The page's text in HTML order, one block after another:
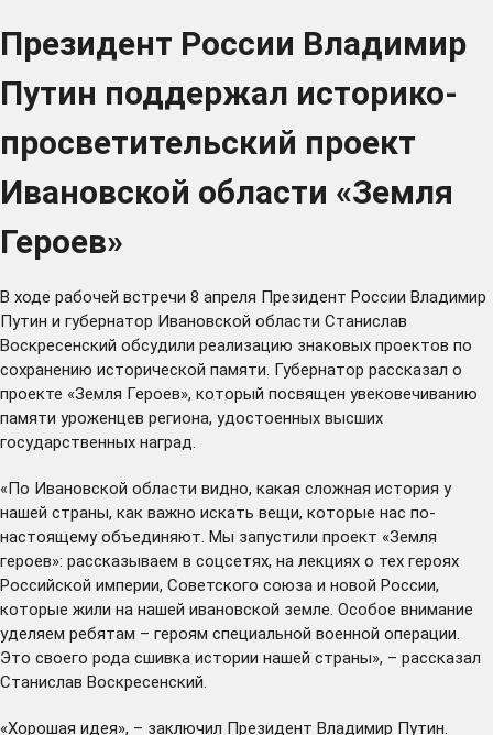
Президент России Владимир
Путин поддержал историко-
просветительский проект
Ивановской области «Земля
Героев»
В ходе рабочей встречи 8 апреля Президент России Владимир
Путин и губернатор Ивановской области Станислав
Воскресенский обсудили реализацию знаковых проектов по
сохранению исторической памяти. Губернатор рассказал о
проекте «Земля Героев», который посвящен увековечиванию
памяти уроженцев региона, удостоенных высших
государственных наград.
«По Ивановской области видно, какая сложная история у
нашей страны, как важно искать вещи, которые нас по-
настоящему объединяют. Мы запустили проект «Земля
героев»: рассказываем в соцсетях, на лекциях о тех героях
Российской империи, Советского союза и новой России,
которые жили на нашей ивановской земле. Особое внимание
уделяем ребятам – героям специальной военной операции.
Это своего рода сшивка истории нашей страны», – рассказал
Станислав Воскресенский.
«Хорошая идея», – заключил Президент Владимир Путин.